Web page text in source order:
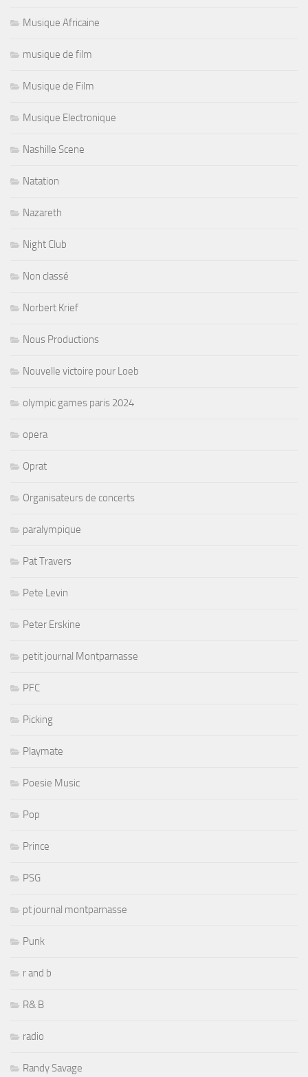
Musique Africaine
musique de film
Musique de Film
Musique Electronique
Nashille Scene
Natation
Nazareth
Night Club
Non classé
Norbert Krief
Nous Productions
Nouvelle victoire pour Loeb
olympic games paris 2024
opera
Oprat
Organisateurs de concerts
paralympique
Pat Travers
Pete Levin
Peter Erskine
petit journal Montparnasse
PFC
Picking
Playmate
Poesie Music
Pop
Prince
PSG
pt journal montparnasse
Punk
r and b
R& B
radio
Randy Savage